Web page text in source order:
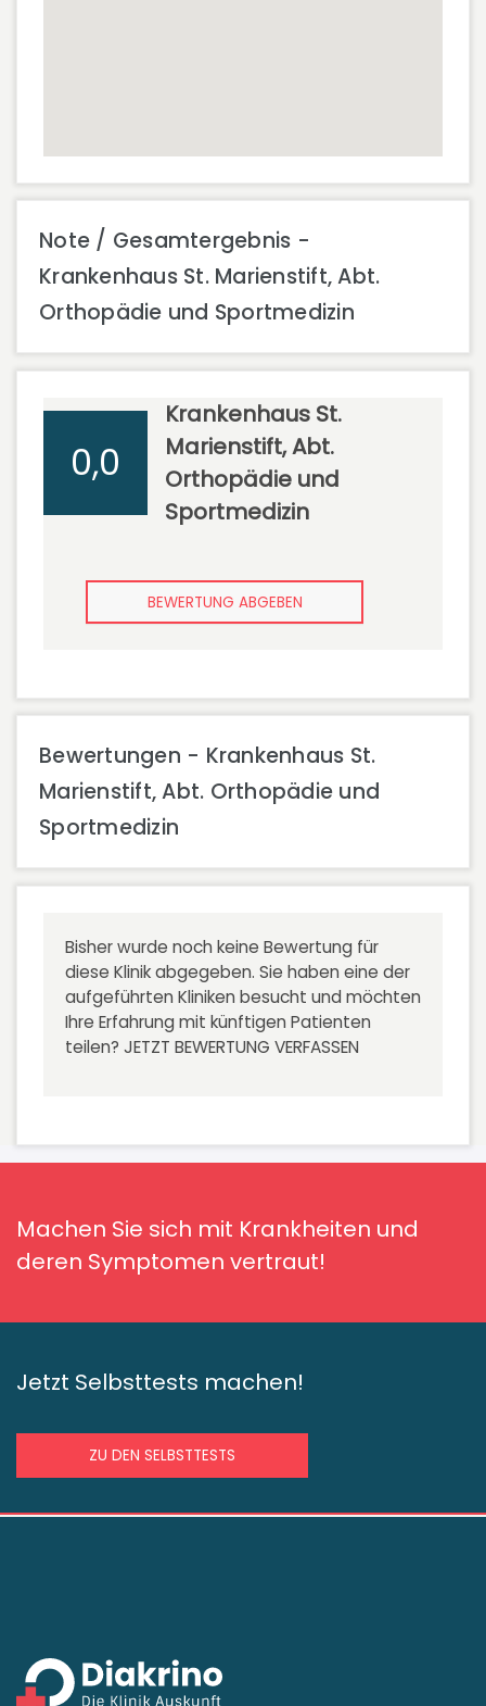
Note / Gesamtergebnis -
Krankenhaus St. Marienstift, Abt.
Orthopädie und Sportmedizin
0,0
Krankenhaus St.
Marienstift, Abt.
Orthopädie und
Sportmedizin
BEWERTUNG ABGEBEN
Bewertungen - Krankenhaus St.
Marienstift, Abt. Orthopädie und
Sportmedizin
Bisher wurde noch keine Bewertung für
diese Klinik abgegeben. Sie haben eine der
aufgeführten Kliniken besucht und möchten
Ihre Erfahrung mit künftigen Patienten
teilen? JETZT BEWERTUNG VERFASSEN
Machen Sie sich mit Krankheiten und
deren Symptomen vertraut!
Jetzt Selbsttests machen!
ZU DEN SELBSTTESTS